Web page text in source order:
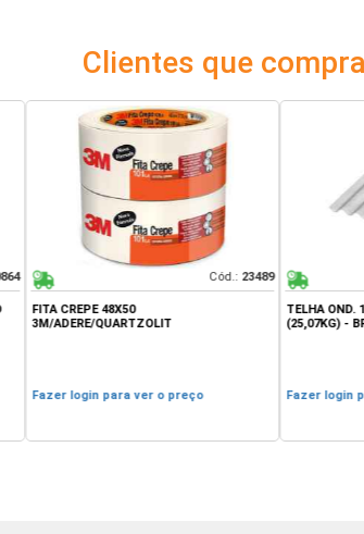
Clientes que
Cód.:23489 Cód.:13007
TELHA OND. 1,83X1,10 (6MM) FIBROCIM
(25,07KG) - BRASILIT/ETERNIT
Fazer login para ver o preço
E